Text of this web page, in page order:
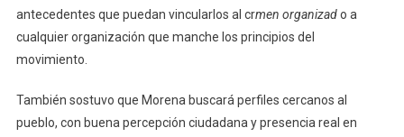
antecedentes que puedan vincularlos al crmen organizado a
cualquier organización que manche los principios del
movimiento.
También sostuvo que Morena buscará perfiles cercanos al
pueblo, con buena percepción ciudadana y presencia real en